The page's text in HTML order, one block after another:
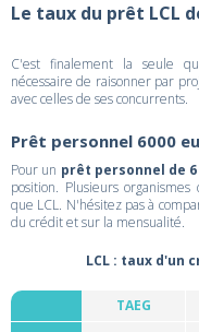
Le taux du prêt LCL
C'est finalement la seule
nécessaire de raisonner par
avec celles de ses concurrents.
Prêt personnel 6000
Pour un prêt personnel de 6
position. Plusieurs
que LCL. N'hésitez pas à
du crédit et sur la mensualité.
LCL : taux d'un
TAEG